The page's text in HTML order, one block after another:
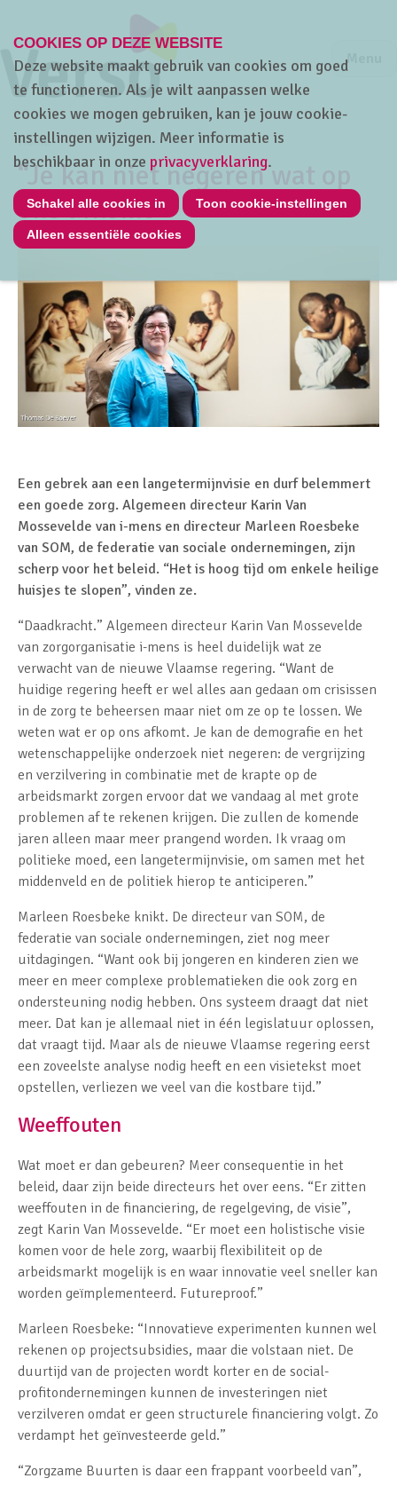
Jump
Menu
Home
“Je kan niet negeren wat op
ons afkomt”
Een gebrek aan een langetermijnvisie en durf belemmert
een goede zorg. Algemeen directeur Karin Van
Mossevelde van i-mens en directeur Marleen Roesbeke
van SOM, de federatie van sociale ondernemingen, zijn
scherp voor het beleid. “Het is hoog tijd om enkele heilige
huisjes te slopen”, vinden ze.
“Daadkracht.” Algemeen directeur Karin Van Mossevelde
van zorgorganisatie i-mens is heel duidelijk wat ze
verwacht van de nieuwe Vlaamse regering. “Want de
huidige regering heeft er wel alles aan gedaan om crisissen
in de zorg te beheersen maar niet om ze op te lossen. We
weten wat er op ons afkomt. Je kan de demografie en het
wetenschappelijke onderzoek niet negeren: de vergrijzing
en verzilvering in combinatie met de krapte op de
arbeidsmarkt zorgen ervoor dat we vandaag al met grote
problemen af te rekenen krijgen. Die zullen de komende
jaren alleen maar meer prangend worden. Ik vraag om
politieke moed, een langetermijnvisie, om samen met het
middenveld en de politiek hierop te anticiperen.”
Marleen Roesbeke knikt. De directeur van SOM, de
federatie van sociale ondernemingen, ziet nog meer
uitdagingen. “Want ook bij jongeren en kinderen zien we
meer en meer complexe problematieken die ook zorg en
ondersteuning nodig hebben. Ons systeem draagt dat niet
meer. Dat kan je allemaal niet in één legislatuur oplossen,
dat vraagt tijd. Maar als de nieuwe Vlaamse regering eerst
een zoveelste analyse nodig heeft en een visietekst moet
opstellen, verliezen we veel van die kostbare tijd.”
Weeffouten
Wat moet er dan gebeuren? Meer consequentie in het
beleid, daar zijn beide directeurs het over eens. “Er zitten
weeffouten in de financiering, de regelgeving, de visie”,
zegt Karin Van Mossevelde. “Er moet een holistische visie
komen voor de hele zorg, waarbij flexibiliteit op de
arbeidsmarkt mogelijk is en waar innovatie veel sneller kan
worden geïmplementeerd. Futureproof.”
Marleen Roesbeke: “Innovatieve experimenten kunnen wel
rekenen op projectsubsidies, maar die volstaan niet. De
duurtijd van de projecten wordt korter en de social-
profitondernemingen kunnen de investeringen niet
verzilveren omdat er geen structurele financiering volgt. Zo
verdampt het geïnvesteerde geld.”
“Zorgzame Buurten is daar een frappant voorbeeld van”,
COOKIES OP DEZE WEBSITE
Deze website maakt gebruik van cookies om goed
te functioneren. Als je wilt aanpassen welke
cookies we mogen gebruiken, kan je jouw cookie-
instellingen wijzigen. Meer informatie is
beschikbaar in onze privacyverklaring.
Schakel alle cookies in Toon cookie-instellingen
Alleen essentiële cookies